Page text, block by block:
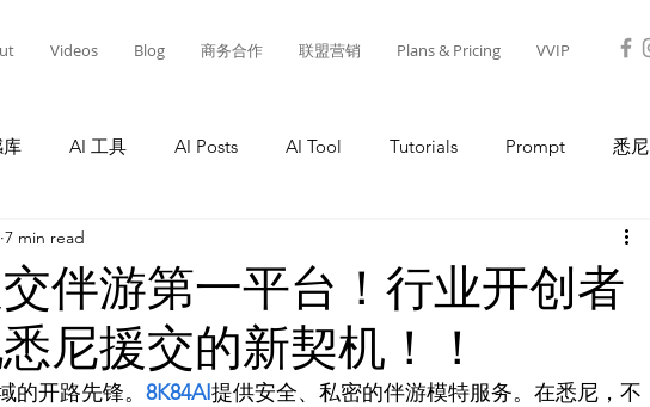
Videos Blog 商务合作 联盟营销 Plans & Pricing VVIP
库 AI 工具 AI Posts AI Tool Tutorials Prompt 悉尼
Tutorials
库 教程 AI 工具 AI 新闻 AI 工具
伴游第一平台！行业开创者
尼援交的新契机！！
7 min read
的开路先锋。 8K84AI提供安全、私密的伴游模特服务。在悉尼，不